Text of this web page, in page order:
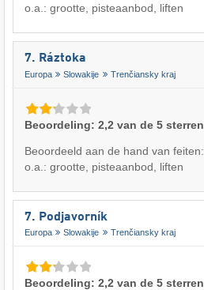
o.a.: grootte, pisteaanbod, liften
7. Ráztoka
Europa Slowakije Trenčiansky kraj
Beoordeling: 2,2 van de 5 sterren
Beoordeeld aan de hand van feiten:
o.a.: grootte, pisteaanbod, liften
7. Podjavorník
Europa Slowakije Trenčiansky kraj
Beoordeling: 2,2 van de 5 sterren